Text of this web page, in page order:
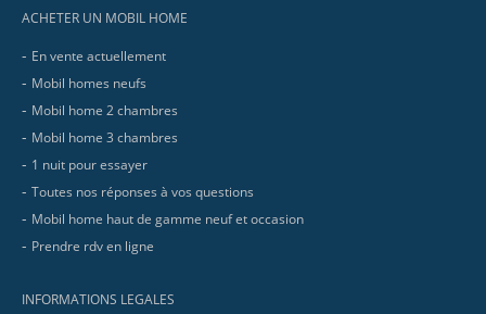
ACHETER UN MOBIL HOME
En vente actuellement
Mobil homes neufs
Mobil home 2 chambres
Mobil home 3 chambres
1 nuit pour essayer
Toutes nos réponses à vos questions
Mobil home haut de gamme neuf et occasion
Prendre rdv en ligne
INFORMATIONS LEGALES